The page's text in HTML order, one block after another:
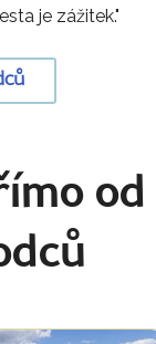
je zážitek."
od